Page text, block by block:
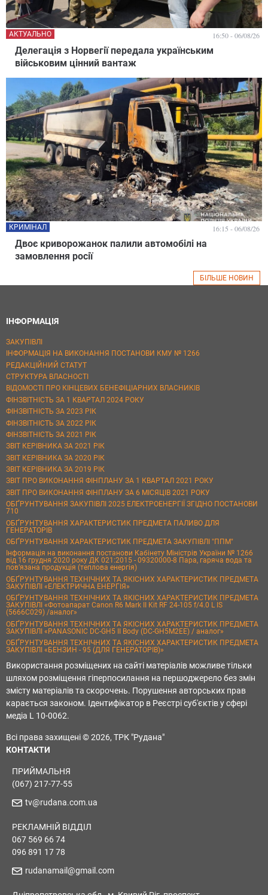
Делегація з Норвегії передала українським
військовим цінний вантаж
АКТУАЛЬНО 16:50 - 06/08/26
Двоє криворожанок палили автомобілі на
замовлення росії
КРИМІНАЛ 16:15 - 06/08/26
БІЛЬШЕ НОВИН
ІНФОРМАЦІЯ
ЗАКУПІВЛІ
ІНФОРМАЦІЯ НА ВИКОНАННЯ ПОСТАНОВИ КМУ № 1266
РЕДАКЦІЙНИЙ СТАТУТ
СТРУКТУРА ВЛАСНОСТІ
ВІДОМОСТІ ПРО КІНЦЕВИХ БЕНЕФІЦІАРНИХ ВЛАСНИКІВ
ФІНЗВІТНІСТЬ ЗА 1 КВАРТАЛ 2024 РОКУ
ФІНЗВІТНІСТЬ ЗА 2023 РІК
ФІНЗВІТНІСТЬ ЗА 2022 РІК
ФІНЗВІТНІСТЬ ЗА 2021 РІК
ЗВІТ КЕРІВНИКА ЗА 2021 РІК
ЗВІТ КЕРІВНИКА ЗА 2020 РІК
ЗВІТ КЕРІВНИКА ЗА 2019 РІК
ЗВІТ ПРО ВИКОНАННЯ ФІНПЛАНУ ЗА 1 КВАРТАЛ 2021 РОКУ
ЗВІТ ПРО ВИКОНАННЯ ФІНПЛАНУ ЗА 6 МІСЯЦІВ 2021 РОКУ
ОБҐРУНТУВАННЯ ЗАКУПІВЛІ 2025 ЕЛЕКТРОЕНЕРГІЇ ЗГІДНО ПОСТАНОВИ
710
ОБҐРУНТУВАННЯ ХАРАКТЕРИСТИК ПРЕДМЕТА ПАЛИВО ДЛЯ
ГЕНЕРАТОРІВ
ОБҐРУНТУВАННЯ ХАРАКТЕРИСТИК ПРЕДМЕТА ЗАКУПІВЛІ "ППМ"
Інформація на виконання постанови Кабінету Міністрів України № 1266
від 16 грудня 2020 року ДК 021:2015 - 09320000-8 Пара, гаряча вода та
пов’язана продукція (теплова енергія)
ОБҐРУНТУВАННЯ ТЕХНІЧНИХ ТА ЯКІСНИХ ХАРАКТЕРИСТИК ПРЕДМЕТА
ЗАКУПІВЛІ «ЕЛЕКТРИЧНА ЕНЕРГІЯ»
ОБҐРУНТУВАННЯ ТЕХНІЧНИХ ТА ЯКІСНИХ ХАРАКТЕРИСТИК ПРЕДМЕТА
ЗАКУПІВЛІ «Фотоапарат Canon R6 Mark II Kit RF 24-105 f/4.0 L IS
(5666C029) /аналог»
ОБҐРУНТУВАННЯ ТЕХНІЧНИХ ТА ЯКІСНИХ ХАРАКТЕРИСТИК ПРЕДМЕТА
ЗАКУПІВЛІ «PANASONIC DC-GH5 II Body (DC-GH5M2EE) / аналог»
ОБҐРУНТУВАННЯ ТЕХНІЧНИХ ТА ЯКІСНИХ ХАРАКТЕРИСТИК ПРЕДМЕТА
ЗАКУПІВЛІ «БЕНЗИН - 95 (ДЛЯ ГЕНЕРАТОРІВ)»
Використання розміщених на сайті матеріалів можливе тільки
шляхом розміщення гіперпосилання на першоджерело без змін
змісту матеріалів та скорочень. Порушення авторських прав
карається законом. Ідентифікатор в Реєстрі суб'єктів у сфері
медіа L 10-0062.
Всі права захищені © 2026, ТРК "Рудана"
КОНТАКТИ
ПРИЙМАЛЬНЯ
(067) 217-77-55
tv@rudana.com.ua
РЕКЛАМНІЙ ВІДДІЛ
067 569 66 74
096 891 17 78
rudanamail@gmail.com